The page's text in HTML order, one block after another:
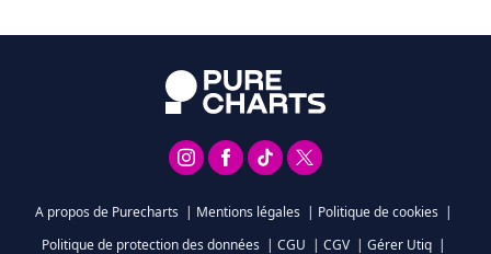
A propos de Purecharts | Mentions légales | Politique de cookies |
Politique de protection des données | CGU | CGV | Gérer Utiq |